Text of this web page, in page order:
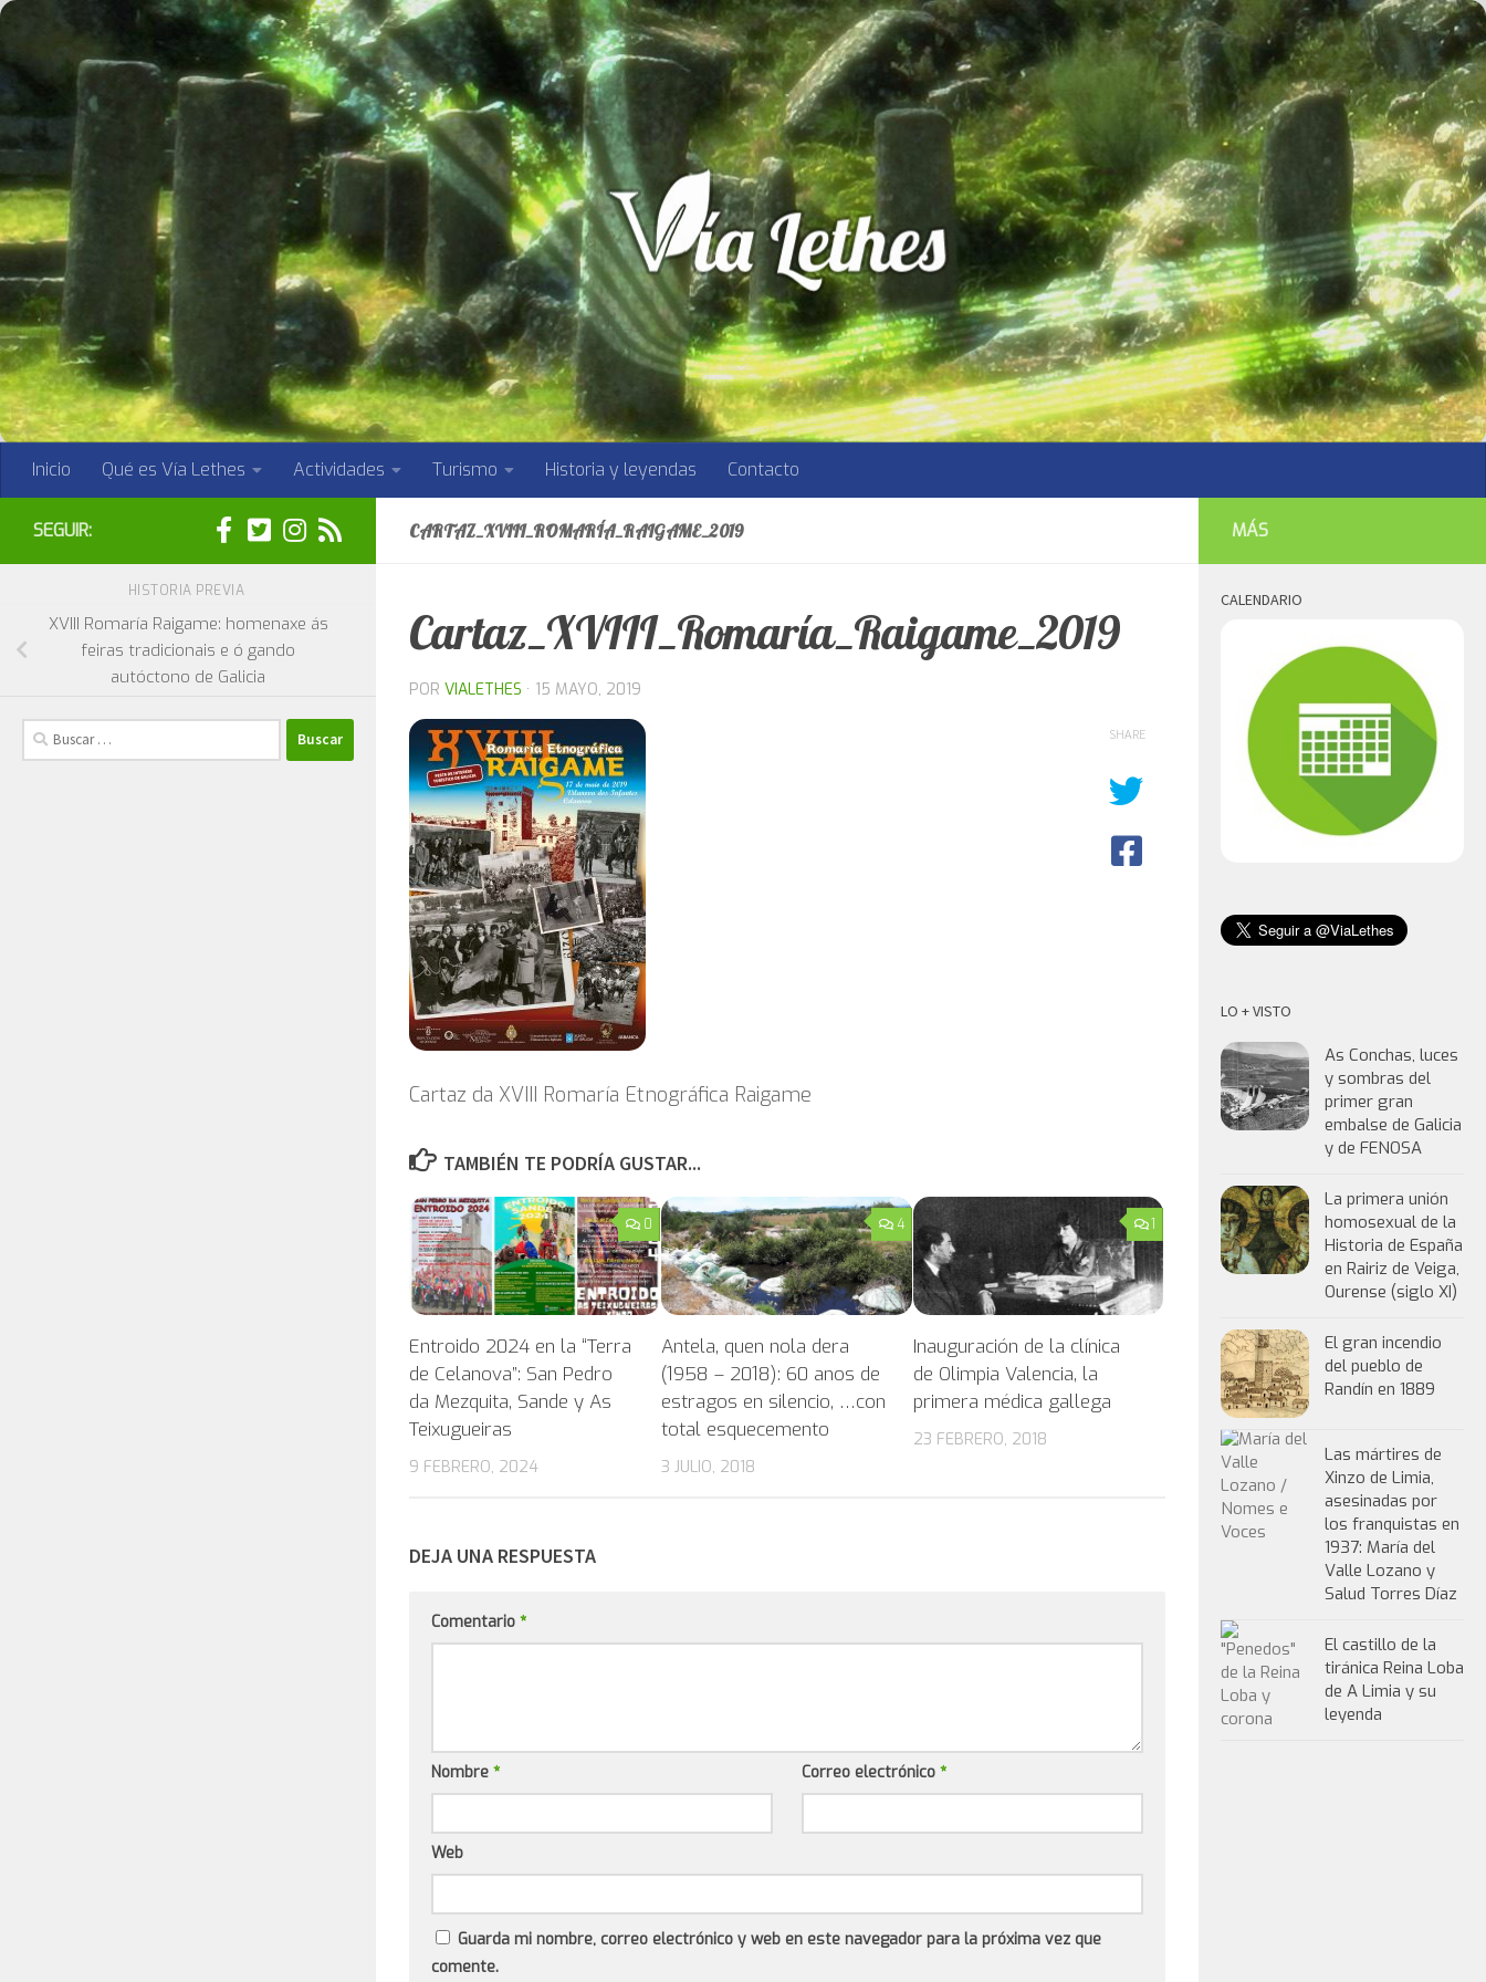
Saltar al contenido
Inicio Qué es Vía Lethes Actividades Turismo Historia y leyendas Contacto
CARTAZ_XVIII_ROMARÍA_RAIGAME_2019
Cartaz_XVIII_Romaría_Raigame_2019
POR VIALETHES · 15 MAYO, 2019
Cartaz da XVIII Romaría Etnográfica Raigame
SHARE
TAMBIÉN TE PODRÍA GUSTAR...
0
Entroido 2024 en la “Terra
de Celanova”: San Pedro
da Mezquita, Sande y As
Teixugueiras
9 FEBRERO, 2024
4
Antela, quen nola dera
(1958 – 2018): 60 anos de
estragos en silencio, …con
total esquecemento
3 JULIO, 2018
1
Inauguración de la clínica
de Olimpia Valencia, la
primera médica gallega
23 FEBRERO, 2018
DEJA UNA RESPUESTA
Comentario *
Nombre * Correo electrónico *
Web
Guarda mi nombre, correo electrónico y web en este navegador para la próxima vez que
comente.
SEGUIR:
HISTORIA PREVIA
XVIII Romaría Raigame: homenaxe ás
feiras tradicionais e ó gando
autóctono de Galicia
Buscar:
MÁS
CALENDARIO
LO + VISTO
As Conchas, luces
y sombras del
primer gran
embalse de Galicia
y de FENOSA
La primera unión
homosexual de la
Historia de España
en Rairiz de Veiga,
Ourense (siglo XI)
El gran incendio
del pueblo de
Randín en 1889
Las mártires de
Xinzo de Limia,
asesinadas por
los franquistas en
1937: María del
Valle Lozano y
Salud Torres Díaz
El castillo de la
tiránica Reina Loba
de A Limia y su
leyenda